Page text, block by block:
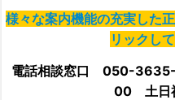
様々な案内機能の充実した
リックし
電話相談窓口 050-
00 土日